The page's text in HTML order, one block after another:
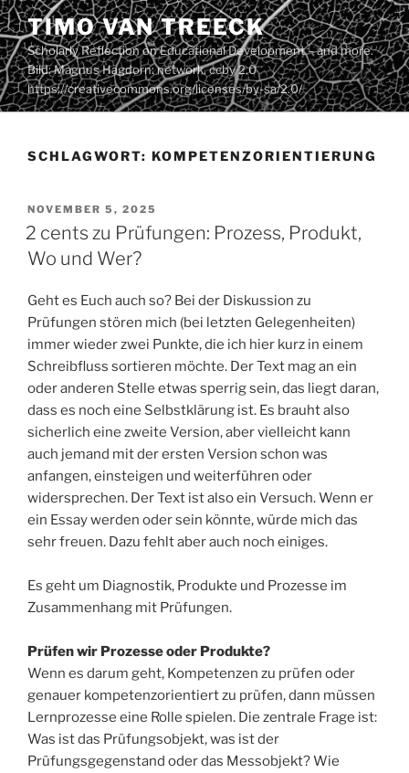
Zum
Inhalt
springen
TIMO VAN TREECK
Scholarly Reflection on Educational Development – and more.
Bild: Magnus Hagdorn: network. ccby 2.0
https://creativecommons.org/licenses/by-sa/2.0/
SCHLAGWORT: KOMPETENZORIENTIERUNG
VERÖFFENTLICHT
AM
NOVEMBER 5, 2025
2 cents zu Prüfungen: Prozess, Produkt,
Wo und Wer?
Geht es Euch auch so? Bei der Diskussion zu
Prüfungen stören mich (bei letzten Gelegenheiten)
immer wieder zwei Punkte, die ich hier kurz in einem
Schreibfluss sortieren möchte. Der Text mag an ein
oder anderen Stelle etwas sperrig sein, das liegt daran,
dass es noch eine Selbstklärung ist. Es brauht also
sicherlich eine zweite Version, aber vielleicht kann
auch jemand mit der ersten Version schon was
anfangen, einsteigen und weiterführen oder
widersprechen. Der Text ist also ein Versuch. Wenn er
ein Essay werden oder sein könnte, würde mich das
sehr freuen. Dazu fehlt aber auch noch einiges.
Es geht um Diagnostik, Produkte und Prozesse im
Zusammenhang mit Prüfungen.
Prüfen wir Prozesse oder Produkte?
Wenn es darum geht, Kompetenzen zu prüfen oder
genauer kompetenzorientiert zu prüfen, dann müssen
Lernprozesse eine Rolle spielen. Die zentrale Frage ist:
Was ist das Prüfungsobjekt, was ist der
Prüfungsgegenstand oder das Messobjekt? Wie